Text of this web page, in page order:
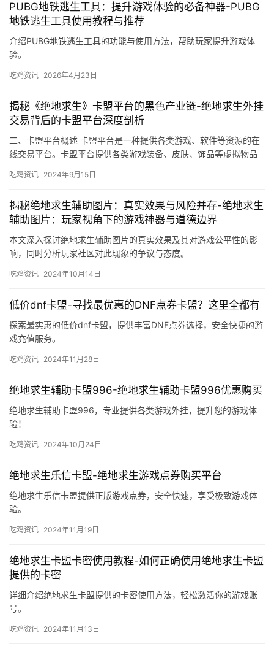
PUBG地铁逃生工具：提升游戏体验的必备神器-PUBG
地铁逃生工具使用教程与推荐
介绍PUBG地铁逃生工具的功能与使用方法，帮助玩家提升游戏体
验。
吃鸡资讯 2026年4月23日
揭秘《绝地求生》卡盟平台的黑色产业链-绝地求生外挂
交易背后的卡盟平台深度剖析
二、卡盟平台概述 卡盟平台是一种提供各类游戏、软件等资源的在
线交易平台。卡盟平台提供各类游戏装备、皮肤、饰品等虚拟物品
吃鸡资讯 2024年9月15日
揭秘绝地求生辅助图片：真实效果与风险并存-绝地求生
辅助图片：玩家视角下的游戏神器与道德边界
本文深入探讨绝地求生辅助图片的真实效果及其对游戏公平性的影
响，同时分析玩家社区对此现象的争议与态度。
吃鸡资讯 2024年10月14日
低价dnf卡盟-寻找最优惠的DNF点券卡盟？这里全都有
探索最实惠的低价dnf卡盟，提供丰富DNF点券选择，安全快捷的游
戏充值服务。
吃鸡资讯 2024年11月28日
绝地求生辅助卡盟996-绝地求生辅助卡盟996优惠购买
绝地求生辅助卡盟996，专业提供各类游戏外挂，提升您的游戏体
验！
吃鸡资讯 2024年10月24日
绝地求生乐信卡盟-绝地求生游戏点券购买平台
绝地求生乐信卡盟提供正版游戏点券，安全快速，享受极致游戏体
验。
吃鸡资讯 2024年11月19日
绝地求生卡盟卡密使用教程-如何正确使用绝地求生卡盟
提供的卡密
详细介绍绝地求生卡盟提供的卡密使用方法，轻松激活你的游戏账
号。
吃鸡资讯 2024年11月13日